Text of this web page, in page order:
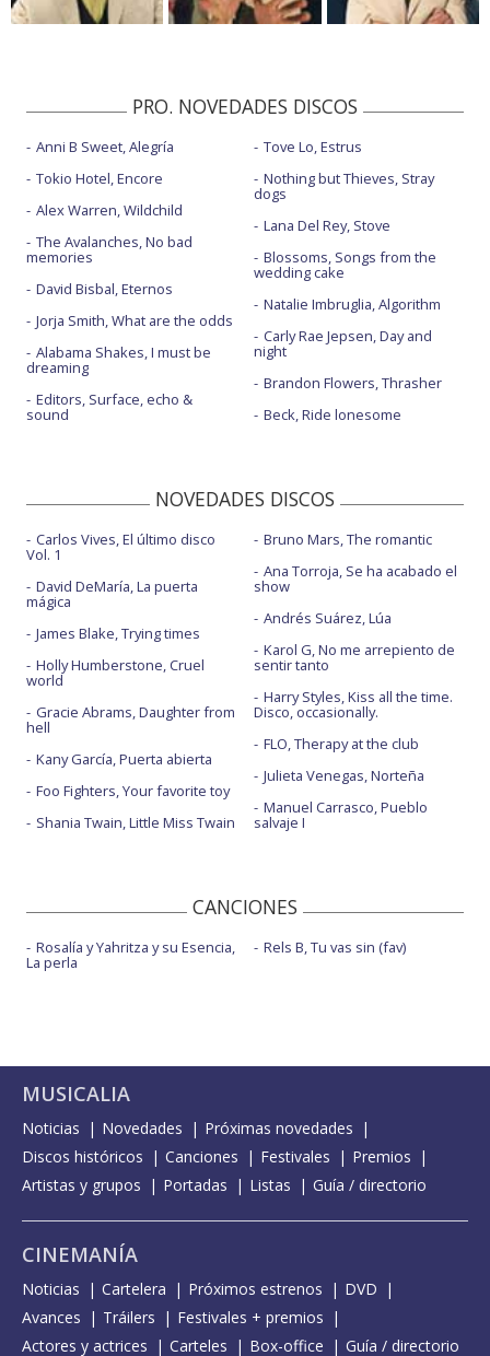
PRO. NOVEDADES DISCOS
Anni B Sweet, Alegría
Tokio Hotel, Encore
Alex Warren, Wildchild
The Avalanches, No bad
memories
David Bisbal, Eternos
Jorja Smith, What are the odds
Alabama Shakes, I must be
dreaming
Editors, Surface, echo &
sound
Tove Lo, Estrus
Nothing but Thieves, Stray
dogs
Lana Del Rey, Stove
Blossoms, Songs from the
wedding cake
Natalie Imbruglia, Algorithm
Carly Rae Jepsen, Day and
night
Brandon Flowers, Thrasher
Beck, Ride lonesome
NOVEDADES DISCOS
Carlos Vives, El último disco
Vol. 1
David DeMaría, La puerta
mágica
James Blake, Trying times
Holly Humberstone, Cruel
world
Gracie Abrams, Daughter from
hell
Kany García, Puerta abierta
Foo Fighters, Your favorite toy
Shania Twain, Little Miss Twain
Bruno Mars, The romantic
Ana Torroja, Se ha acabado el
show
Andrés Suárez, Lúa
Karol G, No me arrepiento de
sentir tanto
Harry Styles, Kiss all the time.
Disco, occasionally.
FLO, Therapy at the club
Julieta Venegas, Norteña
Manuel Carrasco, Pueblo
salvaje I
CANCIONES
Rosalía y Yahritza y su Esencia,
La perla
Rels B, Tu vas sin (fav)
MUSICALIA
Noticias Novedades
Próximas novedades
Discos históricos
Canciones Festivales
Premios
Artistas y grupos
Portadas Listas Guía / directorio
CINEMANÍA
Noticias Cartelera Próximos estrenos
DVD
Avances
Tráilers
Festivales + premios
Actores y actrices
Carteles Box-office Guía / directorio